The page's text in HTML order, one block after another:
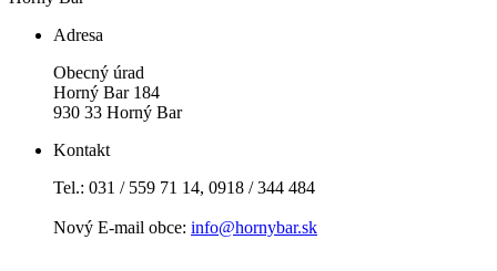
Adresa
Obecný úrad
Horný Bar 184
930 33 Horný Bar
Kontakt
Tel.: 031 / 559 71 14, 0918 / 344 484
Nový E-mail obce: info@hornybar.sk